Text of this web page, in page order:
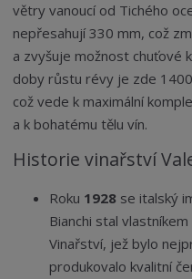
větry vanoucí od Tichého
nepřesahují 330 mm, což
a zvyšuje možnost chuťové
doby růstu révy je zde
což vede k maximální
a k bohatému tělu vín.
Historie vinařství
Roku 1928 se italský
Bianchi stal
Vinařství, jež bylo
produkovalo kvalitní